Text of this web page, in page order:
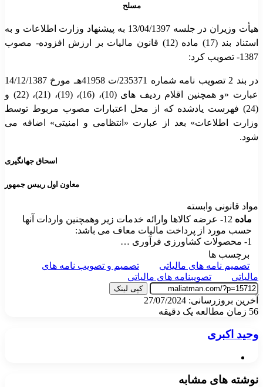
مسلح
هیأت وزیران در جلسه 13/04/1397 به پیشنهاد وزارت اطلاعات و به
استناد بند (17) ماده (12) قانون مالیات بر ارزش افزوده- مصوب
1387- تصویب کرد:
در بند 2 تصویب نامه شماره 235371/ت 41958هـ مورخ 14/12/1387
عبارت «و همچنین اقلام ردیف های (10)، (16)، (19)، (21)، (22) و
(24) فهرست یادشده که از محل اعتبارات مصوب مربوط توسط
وزارت اطلاعات» بعد از عبارت «انتظامی و امنیتی» اضافه می
شود.
اسحاق جهانگیری
معاون اول رییس جمهور
مواد قانونی وابسته
ماده
12- عرضه کالاها وارائه خدمات زیر وهمچنین واردات آنها
حسب مورد از پرداخت مالیات معاف می باشد:
1- محصولات کشاورزی فرآوری …
برچسب ها
تصمیم نامه های مالیاتی
تصمیم و تصویب نامه های
مالیاتی
تصویبنامه های مالیاتی
کپی لینک
آخرین بروزرسانی: 27/07/2024
56 زمان مطالعه یک دقیقه
وحید اکبری
نوشته های مشابه